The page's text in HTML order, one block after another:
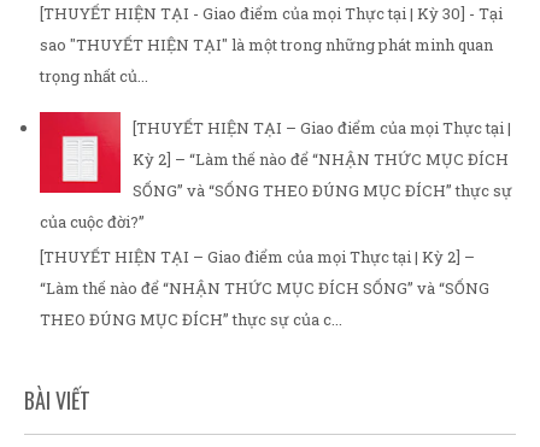
[THUYẾT HIỆN TẠI - Giao điểm của mọi Thực tại | Kỳ 30] - Tại
sao "THUYẾT HIỆN TẠI" là một trong những phát minh quan
trọng nhất củ...
[THUYẾT HIỆN TẠI – Giao điểm của mọi Thực tại |
Kỳ 2] – “Làm thế nào để “NHẬN THỨC MỤC ĐÍCH
SỐNG” và “SỐNG THEO ĐÚNG MỤC ĐÍCH” thực sự
của cuộc đời?”
[THUYẾT HIỆN TẠI – Giao điểm của mọi Thực tại | Kỳ 2] –
“Làm thế nào để “NHẬN THỨC MỤC ĐÍCH SỐNG” và “SỐNG
THEO ĐÚNG MỤC ĐÍCH” thực sự của c...
BÀI VIẾT